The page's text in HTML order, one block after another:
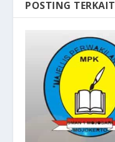
POSTING TERKAIT